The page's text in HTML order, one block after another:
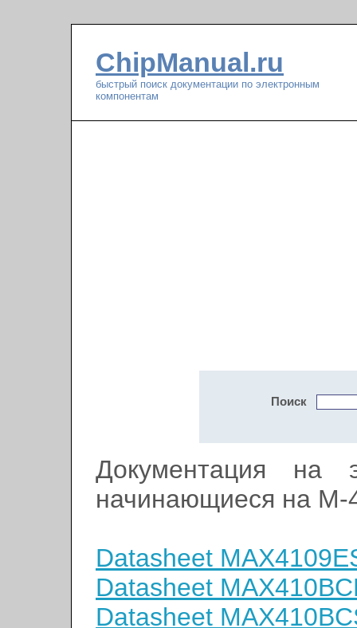
ChipManual.ru
быстрый поиск документации по электронным
компонентам
Поиск
Документация на
начинающиеся на M-
Datasheet
Datasheet
Datasheet